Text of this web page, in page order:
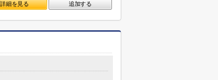
詳細を見る 追加する